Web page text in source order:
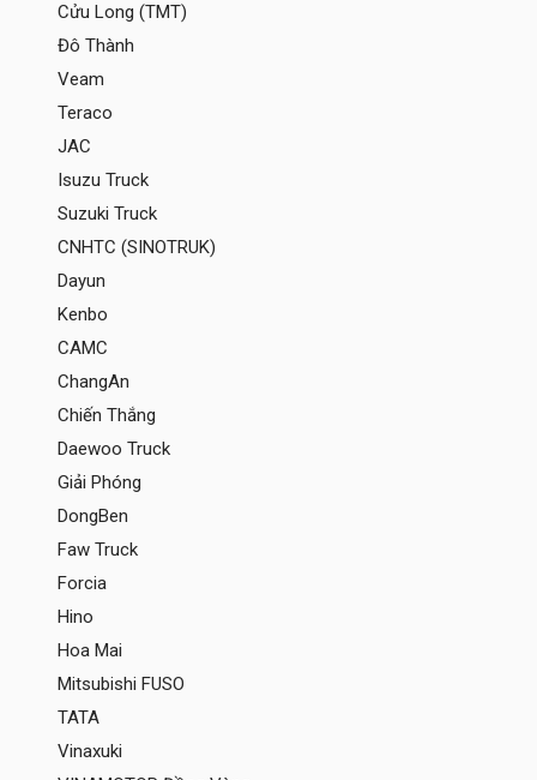
Cửu Long (TMT)
Đô Thành
Veam
Teraco
JAC
Isuzu Truck
Suzuki Truck
CNHTC (SINOTRUK)
Dayun
Kenbo
CAMC
ChangAn
Chiến Thắng
Daewoo Truck
Giải Phóng
DongBen
Faw Truck
Forcia
Hino
Hoa Mai
Mitsubishi FUSO
TATA
Vinaxuki